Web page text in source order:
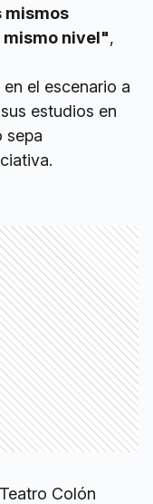
mismos
mismo nivel",
el escenario a
estudios en
sepa
Colón